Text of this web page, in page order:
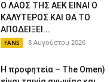
Ο ΛΑΟΣ ΤΗΣ ΑΕΚ ΕΙΝΑΙ Ο
ΚΑΛΥΤΕΡΟΣ ΚΑΙ ΘΑ ΤΟ
ΑΠΟΔΕΙΞΕΙ...
FANS 8 Αυγούστου 2026
Η προφητεία – The Omen)